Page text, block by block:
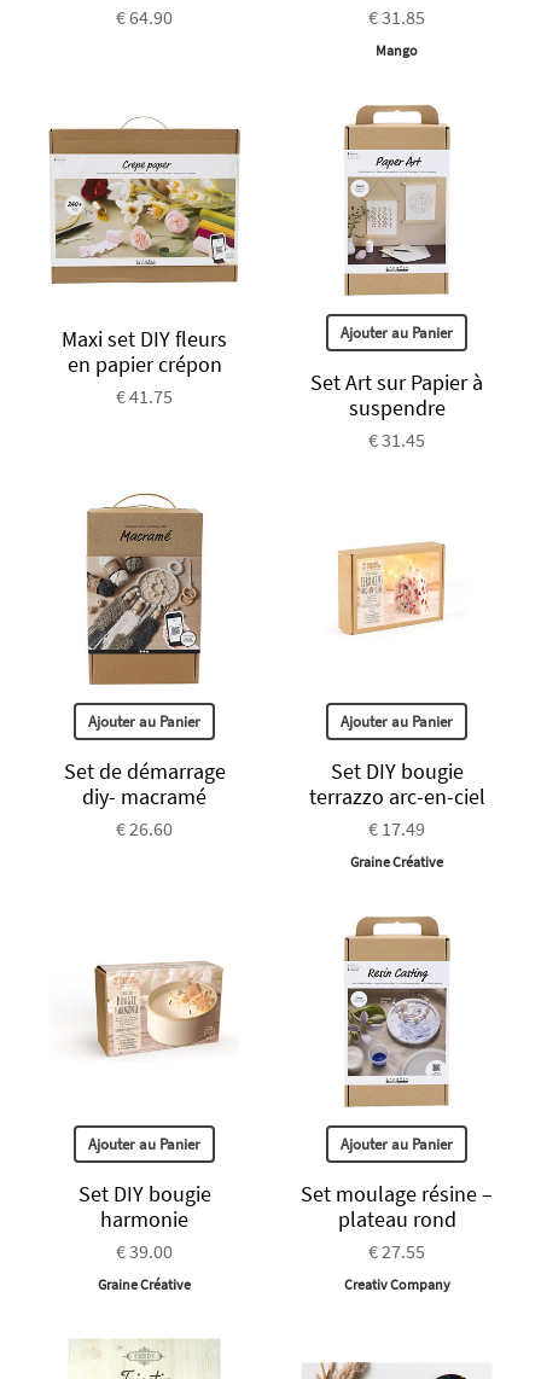
€ 64.90 € 31.85
Mango
Maxi set DIY fleurs
en papier crépon
€ 41.75
Ajouter au Panier
Set Art sur Papier à
suspendre
€ 31.45
Ajouter au Panier
Set de démarrage
diy- macramé
€ 26.60
Ajouter au Panier
Set DIY bougie
terrazzo arc-en-ciel
€ 17.49
Graine Créative
Ajouter au Panier
Set DIY bougie
harmonie
€ 39.00
Graine Créative
Ajouter au Panier
Set moulage résine –
plateau rond
€ 27.55
Creativ Company